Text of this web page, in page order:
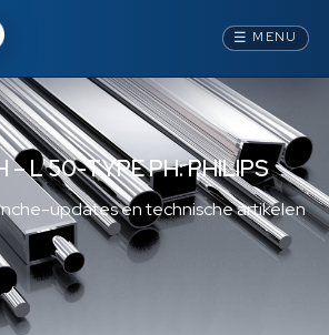
☰ MENU
– L 50-TYPE PH: PHILIPS
updates en technische artikelen